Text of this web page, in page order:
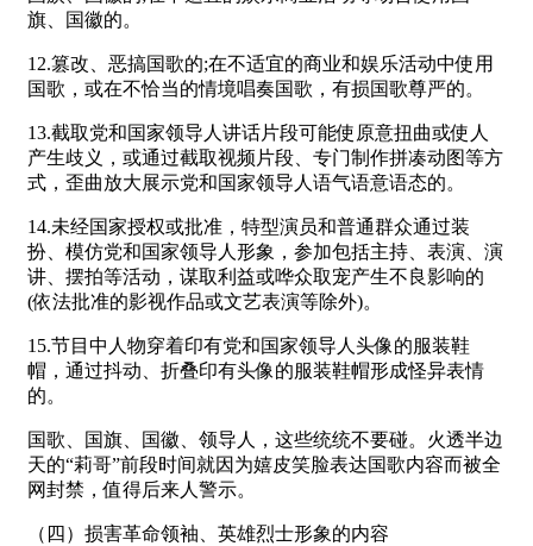
旗、国徽的。
12.篡改、恶搞国歌的;在不适宜的商业和娱乐活动中使用
国歌，或在不恰当的情境唱奏国歌，有损国歌尊严的。
13.截取党和国家领导人讲话片段可能使原意扭曲或使人
产生歧义，或通过截取视频片段、专门制作拼凑动图等方
式，歪曲放大展示党和国家领导人语气语意语态的。
14.未经国家授权或批准，特型演员和普通群众通过装
扮、模仿党和国家领导人形象，参加包括主持、表演、演
讲、摆拍等活动，谋取利益或哗众取宠产生不良影响的
(依法批准的影视作品或文艺表演等除外)。
15.节目中人物穿着印有党和国家领导人头像的服装鞋
帽，通过抖动、折叠印有头像的服装鞋帽形成怪异表情
的。
国歌、国旗、国徽、领导人，这些统统不要碰。火透半边
天的“莉哥”前段时间就因为嬉皮笑脸表达国歌内容而被全
网封禁，值得后来人警示。
（四）损害革命领袖、英雄烈士形象的内容